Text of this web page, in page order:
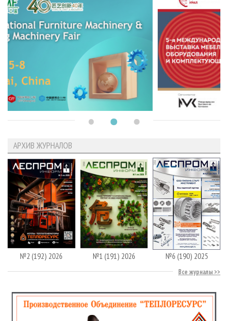
АРХИВ ЖУРНАЛОВ
№2 (192) 2026 №1 (191) 2026 №6 (190) 2025
Все журналы